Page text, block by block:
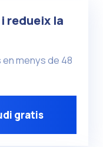
redueix la
menys de 48
gratis